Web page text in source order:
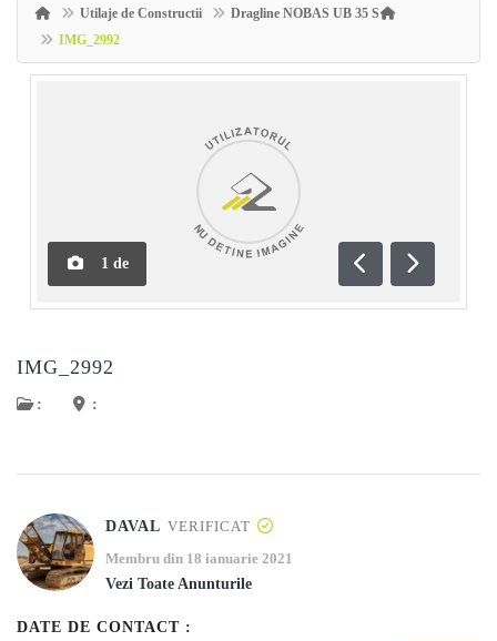
Utilaje de Constructii
Dragline NOBAS UB 35 S
IMG_2992
1 de
Anterioară
IMG_2992
: :
DAVAL VERIFICAT
Membru din 18 ianuarie 2021
Vezi Toate Anunturile
DATE DE CONTACT :